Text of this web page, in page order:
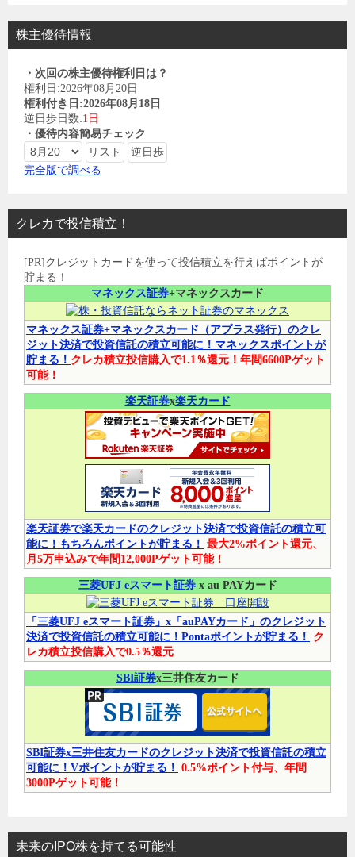
株主優待情報
・次回の株主優待権利日は？
権利日:2026年08月20日
権利付き日:2026年08月18日
逆日歩日数:1日
・優待内容簡易チェック
完全版で調べる
クレカで投信積立！
[PR]クレジットカードを使って投信積立を行えばポイントが
貯まる！
マネックス証券+マネックスカード
マネックス証券+マネックスカード（アプラス発行）のクレ
ジット決済で投資信託の積立可能に！マネックスポイントが
貯まる！ クレカ積立投信購入で1.1％還元！年間6600Pゲット
可能！
楽天証券x楽天カード
楽天証券で楽天カードのクレジット決済で投資信託の積立可
能に！もちろんポイントが貯まる！ 最大2%ポイント還元、
月5万申込みで年間12,000Pゲット可能！
三菱UFJ eスマート証券x au PAYカード
「三菱UFJ eスマート証券」x「auPAYカード」のクレジット
決済で投資信託の積立可能に！Pontaポイントが貯まる！
ク
レカ積立投信購入で0.5％還元
SBI証券x三井住友カード
SBI証券x三井住友カードのクレジット決済で投資信託の積立
可能に！Vポイントが貯まる！ 0.5%ポイント付与、年間
3000Pゲット可能！
未来のIPO株を持てる可能性